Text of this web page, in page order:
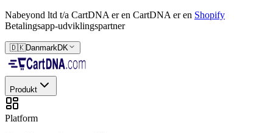
Nabeyond ltd t/a CartDNA er en CartDNA er en Shopify
Betalingsapp-udviklingspartner
🇩🇰DanmarkDK
Produkt
Platform